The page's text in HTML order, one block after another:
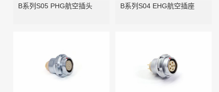
B系列S05 PHG航空插头 B系列S04 EHG航空插座